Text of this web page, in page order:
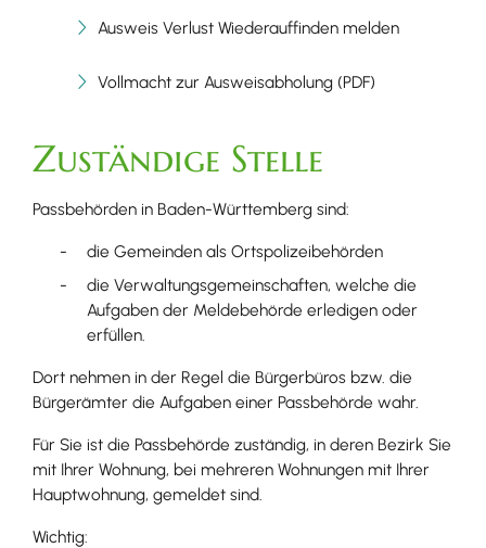
Ausweis Verlust Wiederauffinden melden
Vollmacht zur Ausweisabholung (PDF)
Zuständige Stelle
Passbehörden in Baden-Württemberg sind:
die Gemeinden als Ortspolizeibehörden
die Verwaltungsgemeinschaften, welche die
Aufgaben der Meldebehörde erledigen oder
erfüllen.
Dort nehmen in der Regel die Bürgerbüros bzw. die
Bürgerämter die Aufgaben einer Passbehörde wahr.
Für Sie ist die Passbehörde zuständig, in deren Bezirk Sie
mit Ihrer Wohnung, bei mehreren Wohnungen mit Ihrer
Hauptwohnung, gemeldet sind.
Wichtig: